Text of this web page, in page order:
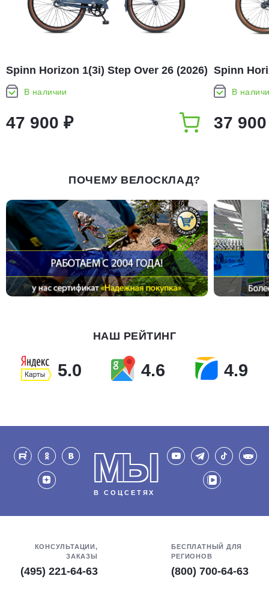
Spinn Horizon 1(3i) Step Over 26 (2026)
В наличии
47 900 ₽
Spinn
В
37
ПОЧЕМУ ВЕЛОСКЛАД?
НАШ РЕЙТИНГ
5.0 4.6 4.9
МЫ
В СОЦСЕТЯХ
КОНСУЛЬТАЦИИ,
ЗАКАЗЫ
(495) 221-64-63
БЕСПЛАТНЫЙ ДЛЯ
РЕГИОНОВ
(800) 700-64-63